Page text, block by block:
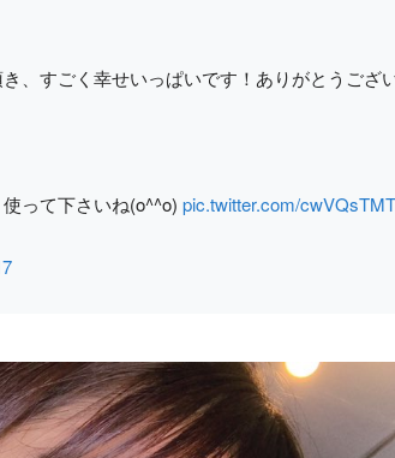
、すごく幸せいっぱいです！ありがとうござ
って下さいね(o^^o) pic.twitter.com/